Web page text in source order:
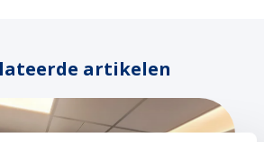
artikelen